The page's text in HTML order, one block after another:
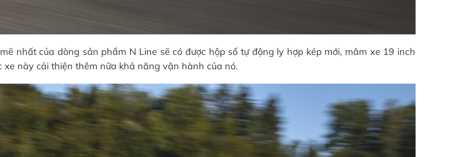
nhất của dòng sản phẩm N Line sẽ có được hộp số tự động ly hợp kép mới, mâm xe 19 inch
này cải thiện thêm nữa khả năng vận hành của nó.